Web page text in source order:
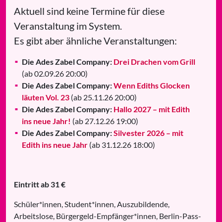
Aktuell sind keine Termine für diese
Veranstaltung im System.
Es gibt aber ähnliche Veranstaltungen:
Die Ades Zabel Company: Drei Drachen vom Grill
(ab 02.09.26 20:00)
Die Ades Zabel Company:Wenn Ediths Glocken
läuten Vol. 23 (ab 25.11.26 20:00)
Die Ades Zabel Company: Hallo 2027 – mit Edith
ins neue Jahr! (ab 27.12.26 19:00)
Die Ades Zabel Company:Silvester 2026 – mit
Edith ins neue Jahr (ab 31.12.26 18:00)
Eintritt ab 31 €
Schüler*innen, Student*innen, Auszubildende,
Arbeitslose, Bürgergeld-Empfänger*innen, Berlin-Pass-